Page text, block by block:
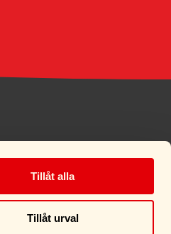
Tillåt alla
Tillåt urval
MITT KONTO
KÖPVILLKOR
OM OSS
KONTAKT